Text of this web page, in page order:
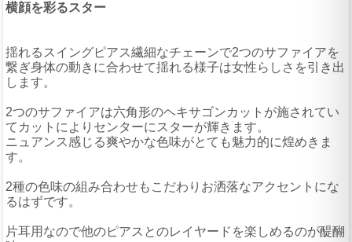
横顔を彩るスター
揺れるスイングピアス繊細なチェーンで2つのサファイアを
繋ぎ身体の動きに合わせて揺れる様子は女性らしさを引き出
します。
2つのサファイアは六角形のヘキサゴンカットが施されてい
てカットによりセンターにスターが輝きます。
ニュアンス感じる爽やかな色味がとても魅力的に煌めきま
す。
2種の色味の組み合わせもこだわりお洒落なアクセントにな
るはずです。
片耳用なので他のピアスとのレイヤードを楽しめるのが醍醐